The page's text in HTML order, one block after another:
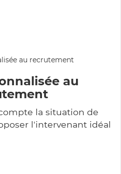
au
la situation de
l'intervenant idéal